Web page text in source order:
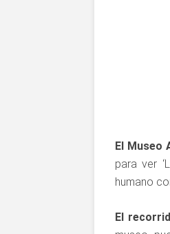
El Museo
para ver
humano
El